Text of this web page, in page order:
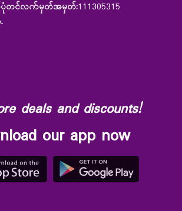
မှတ်ပုံတင်လက်မှတ်အမှတ်:111305315
deals and discounts!
our app now